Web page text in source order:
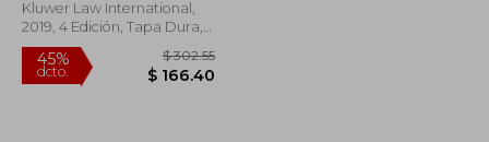
Kluwer Law International,
2019, 4 Edición, Tapa Dura,
Nuevo